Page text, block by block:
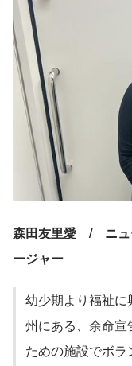
森田友里愛　/　ニ
ージャー
幼少期より福祉
州にある、余命
ための施設でボ